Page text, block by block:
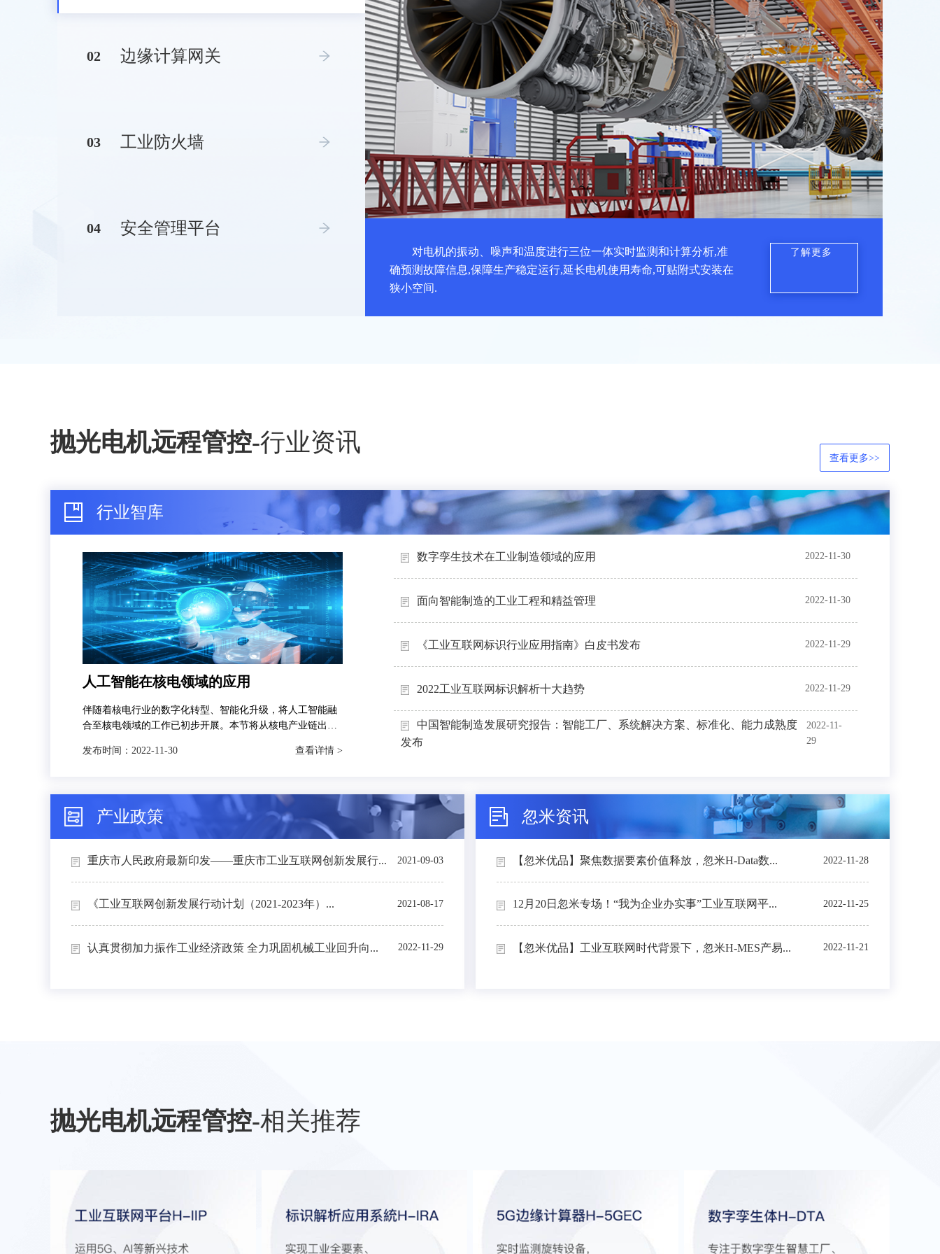
02 边缘计算网关
03 工业防火墙
04 安全管理平台
对电机的振动、噪声和温度进行三位一体实时监测和计算分析,准
确预测故障信息,保障生产稳定运行,延长电机使用寿命,可贴附式安装在
狭小空间.
了解更多
抛光电机远程管控-行业资讯
查看更多>>
行业智库
人工智能在核电领域的应用
伴随着核电行业的数字化转型、智能化升级，将人工智能融
合至核电领域的工作已初步开展。本节将从核电产业链出
和智能运维4个场景下的典型应用进行介绍。
发布时间： 2022-11-30 查看详情 >
数字孪生技术在工业制造领域的应用 2022-11-30
面向智能制造的工业工程和精益管理 2022-11-30
《工业互联网标识行业应用指南》白皮书发布 2022-11-29
2022工业互联网标识解析十大趋势 2022-11-29
中国智能制造发展研究报告：智能工厂、系统解决方案、标准化、能力成熟度
发布
2022-11-
29
产业政策
重庆市人民政府最新印发——重庆市工业互联网创新发展行... 2021-09-03
《工业互联网创新发展行动计划（2021-2023年）... 2021-08-17
认真贯彻加力振作工业经济政策 全力巩固机械工业回升向... 2022-11-29
忽米资讯
【忽米优品】聚焦数据要素价值释放，忽米H-Data数... 2022-11-28
12月20日忽米专场！“我为企业办实事”工业互联网平... 2022-11-25
【忽米优品】工业互联网时代背景下，忽米H-MES产易... 2022-11-21
抛光电机远程管控-相关推荐